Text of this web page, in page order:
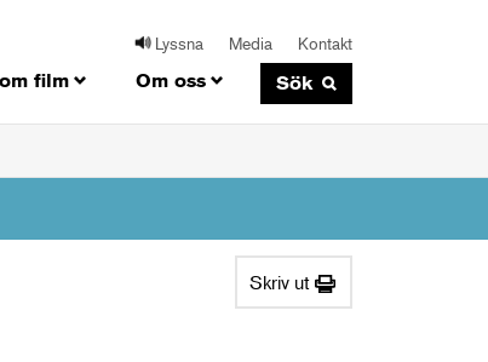
Lyssna Media Kontakt
film Om oss Sök
Skriv ut